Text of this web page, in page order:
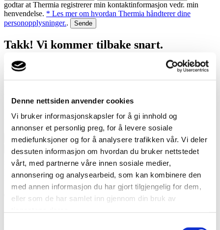
Denne nettsiden anvender cookies
Vi bruker informasjonskapsler for å gi innhold og
annonser et personlig preg, for å levere sosiale
mediefunksjoner og for å analysere trafikken vår. Vi deler
dessuten informasjon om hvordan du bruker nettstedet
vårt, med partnerne våre innen sosiale medier,
annonsering og analysearbeid, som kan kombinere den
med annen informasjon du har gjort tilgjengelig for dem,
eller som de har samlet inn gjennom din bruk av
godtar at Thermia registrerer min kontaktinformasjon vedr. min
henvendelse. * Les mer om hvordan Thermia håndterer dine
personopplysninger..
Takk! Vi kommer tilbake snart.
Mislyktes
Vi hjelper deg med å finne ut hvor mye du kan spare med en
varmepumpe!
godtar at Thermia registrerer min kontaktinformasjon vedr. min
henvendelse. * Les mer om hvordan Thermia håndterer dine
personopplysninger. .
Takk! Vi kommer tilbake snart.